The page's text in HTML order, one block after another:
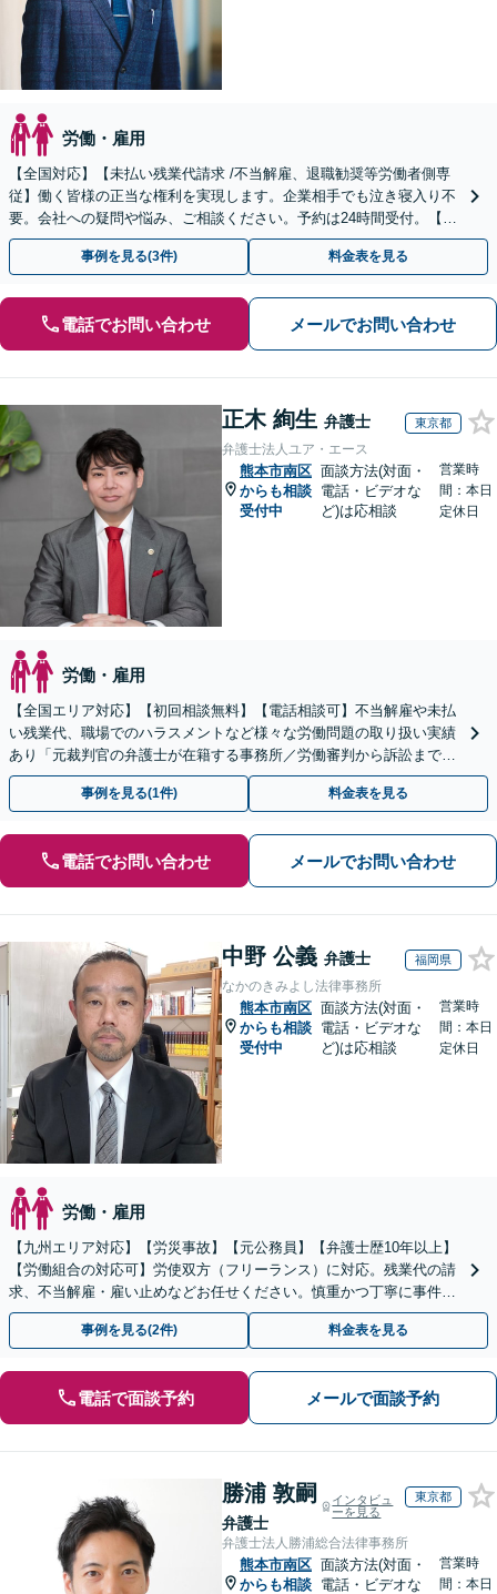
労働・雇用
【全国対応】【未払い残業代請求 /不当解雇、退職勧奨等労働者側専
従】働く皆様の正当な権利を実現します。企業相手でも泣き寝入り不
要。会社への疑問や悩み、ご相談ください。予約は24時間受付。【初
回面談無料】【夜間・休日対応可】
事例を見る(3件) 料金表を見る
電話でお問い合わせ メールでお問い合わせ
正木 絢生 弁護士 東京都
弁護士法人ユア・エース
熊本市南区
からも相談
受付中
面談方法(対面・
電話・ビデオな
ど)は応相談
営業時
間：本日
定休日
労働・雇用
【全国エリア対応】【初回相談無料】【電話相談可】不当解雇や未払
い残業代、職場でのハラスメントなど様々な労働問題の取り扱い実績
あり「元裁判官の弁護士が在籍する事務所／労働審判から訴訟まで、
裁判官経験を活かした最適な戦略を立案」
事例を見る(1件) 料金表を見る
電話でお問い合わせ メールでお問い合わせ
中野 公義 弁護士 福岡県
なかのきみよし法律事務所
熊本市南区
からも相談
受付中
面談方法(対面・
電話・ビデオな
ど)は応相談
営業時
間：本日
定休日
労働・雇用
【九州エリア対応】【労災事故】【元公務員】【弁護士歴10年以上】
【労働組合の対応可】労使双方（フリーランス）に対応。残業代の請
求、不当解雇・雇い止めなどお任せください。慎重かつ丁寧に事件解
決へと進めます。
事例を見る(2件) 料金表を見る
電話で面談予約 メールで面談予約
勝浦 敦嗣
弁護士
インタビュ
ーを見る
東京都
弁護士法人勝浦総合法律事務所
熊本市南区
からも相談
面談方法(対面・
電話・ビデオな
営業時
間：本日